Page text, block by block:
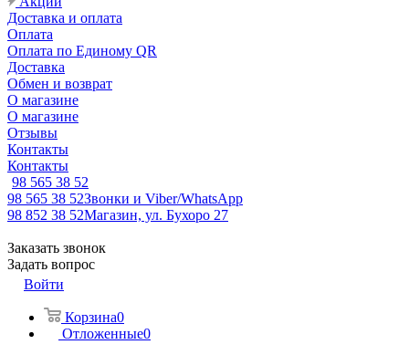
Доставка и оплата
Оплата
Оплата по Единому QR
Доставка
Обмен и возврат
О магазине
О магазине
Отзывы
Контакты
Контакты
98 565 38 52
98 565 38 52Звонки и Viber/WhatsApp
98 852 38 52Магазин, ул. Бухоро 27
Заказать звонок
Задать вопрос
Войти
Корзина0
Отложенные0